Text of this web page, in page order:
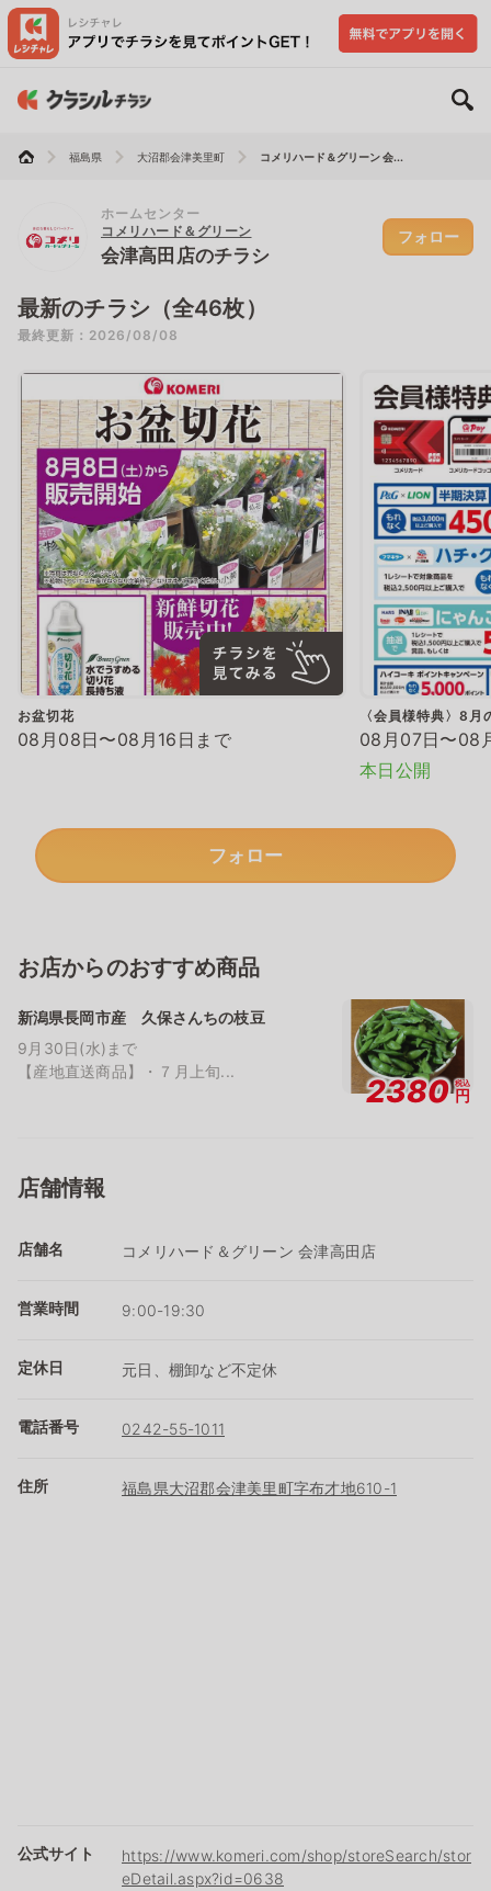
福島県 大沼郡会津美里町 コメリハード＆グリーン 会...
ホームセンター
コメリハード＆グリーン
会津高田店のチラシ
フォロー
最新のチラシ（全46枚）
最終更新：2026/08/08
お盆切花
08月08日〜08月16日まで
〈会員様特典〉8
08月07日〜08
本日公開
フォロー
お店からのおすすめ商品
新潟県長岡市産 久保さんちの枝豆
9月30日(水)まで
【産地直送商品】・７月上旬...
2380 税込
円
店舗情報
店舗名 コメリハード＆グリーン 会津高田店
営業時間 9:00-19:30
定休日 元日、棚卸など不定休
電話番号 0242-55-1011
住所 福島県大沼郡会津美里町字布才地610-1
公式サイト
https://www.komeri.com/shop/storeSearch/stor
eDetail.aspx?id=0638